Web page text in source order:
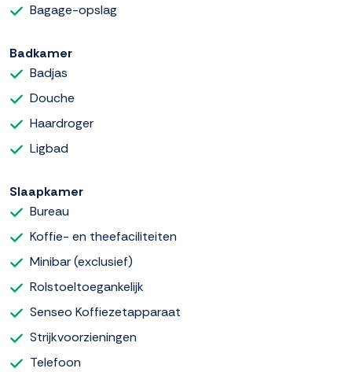
Bagage-opslag
Badkamer
Badjas
Douche
Haardroger
Ligbad
Slaapkamer
Bureau
Koffie- en theefaciliteiten
Minibar (exclusief)
Rolstoeltoegankelijk
Senseo Koffiezetapparaat
Strijkvoorzieningen
Telefoon